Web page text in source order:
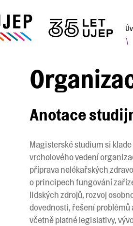
\
Anotace
Magisterské studium si
vrcholového vedení
příprava nelékařských
o principech fungování
lidských zdrojů, rozvoj
dovednosti, řešení problémů
včetně platné legislativy,